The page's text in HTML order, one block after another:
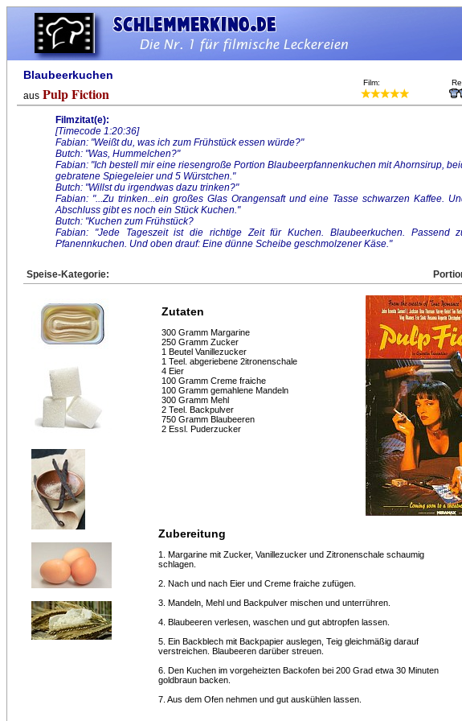
Blaubeerkuchen
aus Pulp Fiction
Film:
Filmzitat(e):
[Timecode 1:20:36]
Fabian: "Weißt du, was ich zum Frühstück essen würde?"
Butch: "Was, Hummelchen?"
Fabian: "Ich bestell mir eine riesengroße Portion Blaubeerpfannenkuchen mit Ahornsirup,
gebratene Spiegeleier und 5 Würstchen."
Butch: "Willst du irgendwas dazu trinken?"
Fabian: "...Zu trinken...ein großes Glas Orangensaft und eine Tasse schwarzen Kaffee.
Abschluss gibt es noch ein Stück Kuchen."
Butch: "Kuchen zum Frühstück?
Fabian: "Jede Tageszeit ist die richtige Zeit für Kuchen. Blaubeerkuchen. Passend
Pfanennkuchen. Und oben drauf: Eine dünne Scheibe geschmolzener Käse."
Speise-Kategorie:
Zutaten
300 Gramm Margarine
250 Gramm Zucker
1 Beutel Vanillezucker
1 Teel. abgeriebene 2itronenschale
4 Eier
100 Gramm Creme fraiche
100 Gramm gemahlene Mandeln
300 Gramm Mehl
2 Teel. Backpulver
750 Gramm Blaubeeren
2 Essl. Puderzucker
Zubereitung
1. Margarine mit Zucker, Vanillezucker und Zitronenschale schaumig
schlagen.
2. Nach und nach Eier und Creme fraiche zufügen.
3. Mandeln, Mehl und Backpulver mischen und unterrühren.
4. Blaubeeren verlesen, waschen und gut abtropfen lassen.
5. Ein Backblech mit Backpapier auslegen, Teig gleichmäßig darauf
verstreichen. Blaubeeren darüber streuen.
6. Den Kuchen im vorgeheizten Backofen bei 200 Grad etwa 30 Minuten
goldbraun backen.
7. Aus dem Ofen nehmen und gut auskühlen lassen.